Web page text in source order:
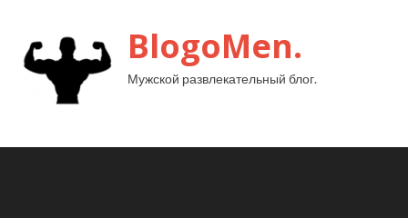
BlogoMen.
Мужской развлекательный блог.